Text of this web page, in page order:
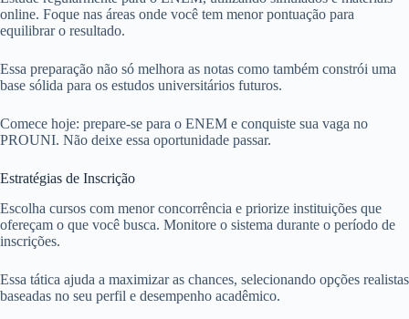
online. Foque nas áreas onde você tem menor pontuação para
equilibrar o resultado.
Essa preparação não só melhora as notas como também constrói uma
base sólida para os estudos universitários futuros.
Comece hoje: prepare-se para o ENEM e conquiste sua vaga no
PROUNI. Não deixe essa oportunidade passar.
Estratégias de Inscrição
Escolha cursos com menor concorrência e priorize instituições que
ofereçam o que você busca. Monitore o sistema durante o período de
inscrições.
Essa tática ajuda a maximizar as chances, selecionando opções realistas
baseadas no seu perfil e desempenho acadêmico.